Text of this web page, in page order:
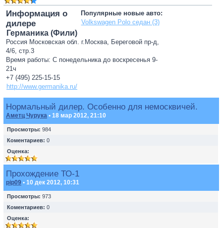
Популярные новые авто:
Volkswagen Polo седан (3)
Информация о
дилере
Германика (Фили)
Россия Московская обл. г.Москва, Береговой пр-д,
4/6, стр.3
Время работы: С понедельника до воскресенья 9-
21ч
+7 (495) 225-15-15
http://www.germanika.ru/
Нормальный дилер. Особенно для немосквичей.
Аметц Чурука • 18 мар 2012, 21:10
Просмотры: 984
Коментариев: 0
Оценка:
Прохождение ТО-1
pip09 • 10 дек 2012, 10:31
Просмотры: 973
Коментариев: 0
Оценка: